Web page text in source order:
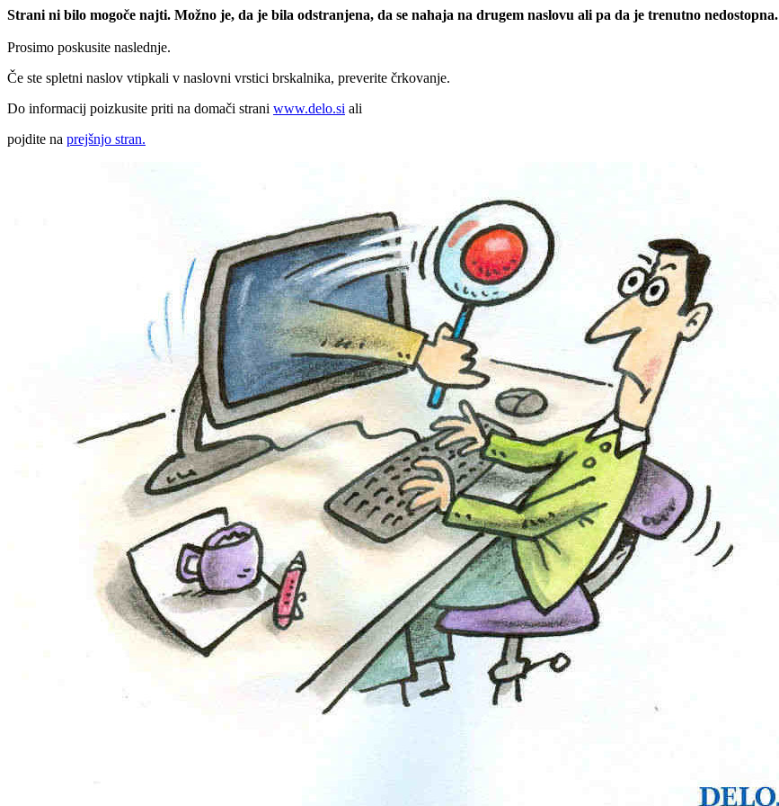
Strani ni bilo mogoče najti. Možno je, da je bila odstranjena, da se nahaja na drugem naslovu ali pa da je trenutno nedostopna.
Prosimo poskusite naslednje.
Če ste spletni naslov vtipkali v naslovni vrstici brskalnika, preverite črkovanje.
Do informacij poizkusite priti na domači strani www.delo.si ali
pojdite na prejšnjo stran.